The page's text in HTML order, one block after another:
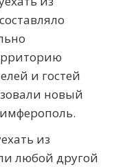
и гостей
новый
из
любой другой